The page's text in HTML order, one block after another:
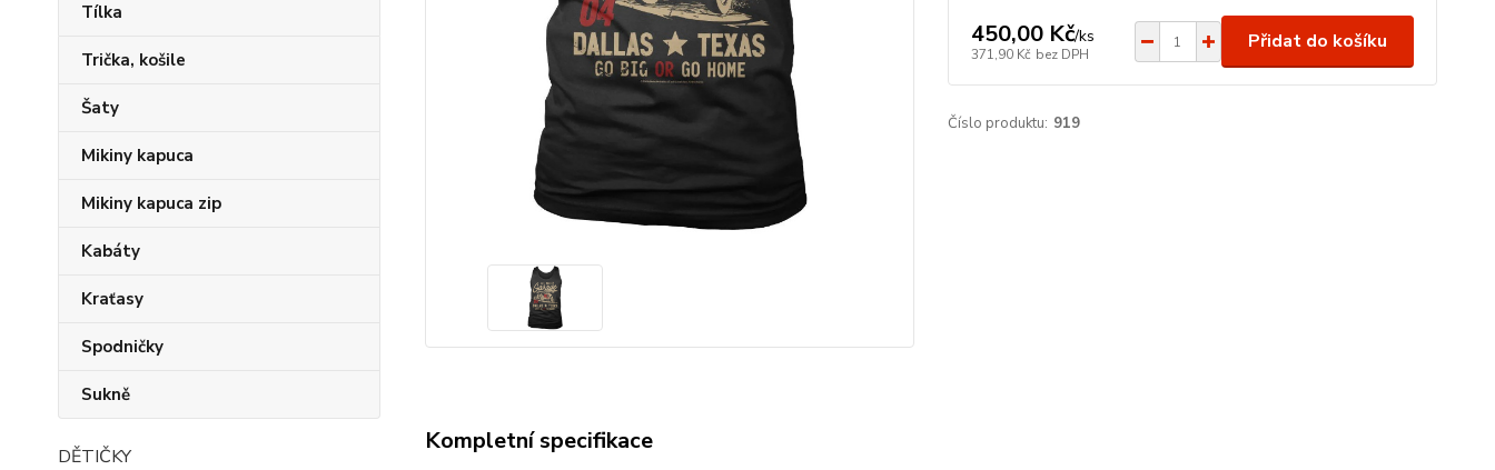
Tílka
Trička, košile
Šaty
Mikiny kapuca
Mikiny kapuca zip
Kabáty
Kraťasy
Spodničky
Sukně
DĚTIČKY
450,00 Kč/ks
371,90 Kč bez DPH
Přidat do košíku
Číslo produktu: 919
Kompletní specifikace